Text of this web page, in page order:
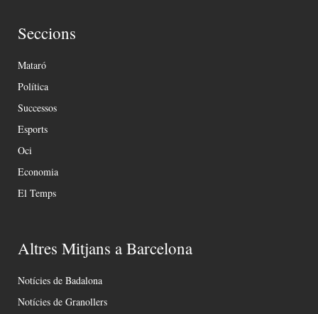
Seccions
Mataró
Política
Successos
Esports
Oci
Economia
El Temps
Altres Mitjans a Barcelona
Notícies de Badalona
Notícies de Granollers